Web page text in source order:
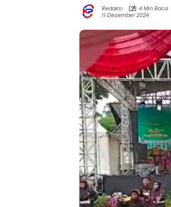
Redaksi
4 Min Baca
11 Desember 2024